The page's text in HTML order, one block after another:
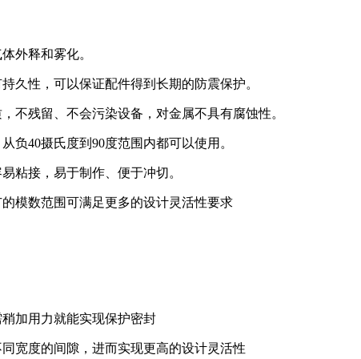
外释和雾化。
久性，可以保证配件得到长期的防震保护。
不残留、不会污染设备，对金属不具有腐蚀性。
负40摄氏度到90度范围内都可以使用。
粘接，易于制作、便于冲切。
模数范围可满足更多的设计灵活性要求
加用力就能实现保护密封
宽度的间隙，进而实现更高的设计灵活性